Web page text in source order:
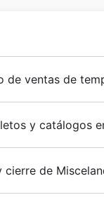
de ventas de
y catálogos
de